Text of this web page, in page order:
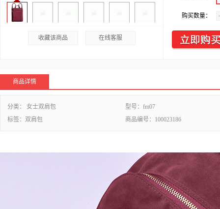
收藏该商品 在线客服
购买数量：
商品详情
分类： 女士双肩包 型号： fm07
标签： 双肩包 商品编号： 100023186